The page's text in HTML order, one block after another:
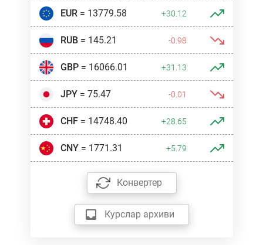
EUR= 13779.58 +30.12
RUB= 145.21 -0.98
GBP= 16066.01 +31.13
JPY= 75.47 -0.01
CHF= 14748.40 +28.65
CNY= 1771.31 +5.79
Конвертер
Курслар архиви